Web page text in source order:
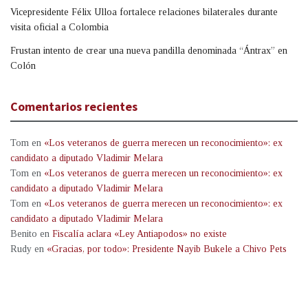
Vicepresidente Félix Ulloa fortalece relaciones bilaterales durante
visita oficial a Colombia
Frustan intento de crear una nueva pandilla denominada “Ántrax” en
Colón
Comentarios recientes
Tom en «Los veteranos de guerra merecen un reconocimiento»: ex
candidato a diputado Vladimir Melara
Tom en «Los veteranos de guerra merecen un reconocimiento»: ex
candidato a diputado Vladimir Melara
Tom en «Los veteranos de guerra merecen un reconocimiento»: ex
candidato a diputado Vladimir Melara
Benito en Fiscalía aclara «Ley Antiapodos» no existe
Rudy en «Gracias, por todo»: Presidente Nayib Bukele a Chivo Pets